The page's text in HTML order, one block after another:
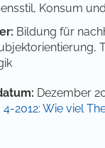
Konsum
Bildung für
Dezember
4-2012: Wie viel